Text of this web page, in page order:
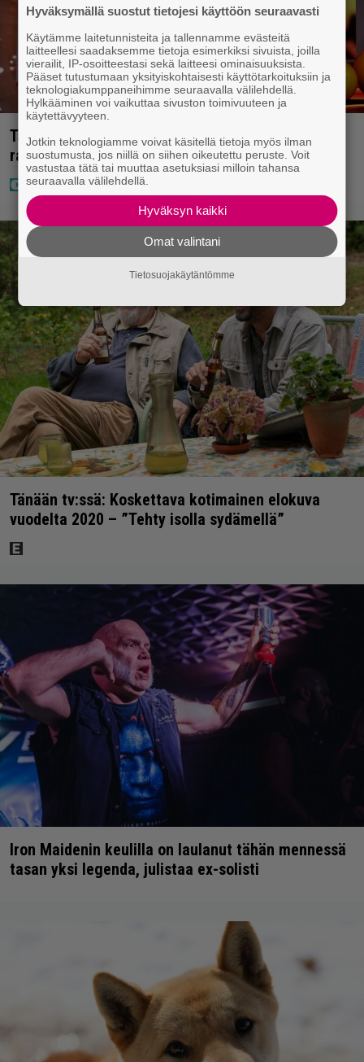
Täällä pelattiin lauantain Loton ja Jokerin isot
rahat – Tokmannilla, ABC:lla, netissä…
Tänään tv:ssä: Koskettava kotimainen elokuva
vuodelta 2020 – ”Tehty isolla sydämellä”
Iron Maidenin keulilla on laulanut tähän mennessä
tasan yksi legenda, julistaa ex-solisti
Hyväksymällä suostut tietojesi käyttöön seuraavasti
Käytämme laitetunnisteita ja tallennamme evästeitä
laitteellesi saadaksemme tietoja esimerkiksi sivuista, joilla
vierailit, IP-osoitteestasi sekä laitteesi ominaisuuksista.
Pääset tutustumaan yksityiskohtaisesti käyttötarkoituksiin ja
teknologiakumppaneihimme seuraavalla välilehdellä.
Hylkääminen voi vaikuttaa sivuston toimivuuteen ja
käytettävyyteen.
Jotkin teknologiamme voivat käsitellä tietoja myös ilman
suostumusta, jos niillä on siihen oikeutettu peruste. Voit
vastustaa tätä tai muuttaa asetuksiasi milloin tahansa
seuraavalla välilehdellä.
Hyväksyn kaikki
Omat valintani
Tietosuojakäytäntömme